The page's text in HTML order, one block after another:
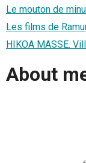
Le mouton de
Les films de
HIKOA MASSE.
About